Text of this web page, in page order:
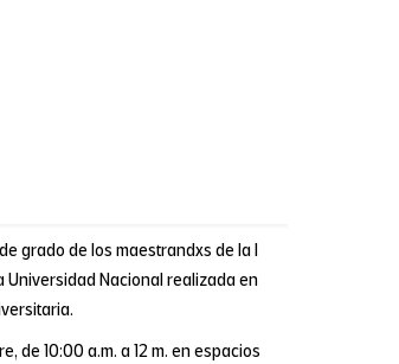
grado de los maestrandxs de la I
Universidad Nacional realizada en
de 10:00 a.m. a 12 m. en espacios